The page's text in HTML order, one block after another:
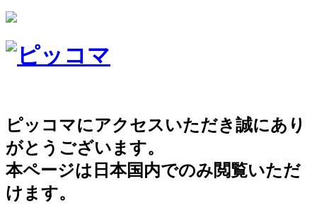
ピッコマにアクセスいただき誠にあり
がとうございます。
本ページは日本国内でのみ閲覧いただ
けます。